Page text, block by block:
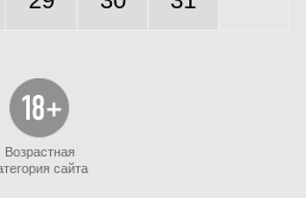
Возрастная
сайта